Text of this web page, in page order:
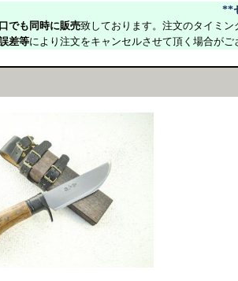
**
でも同時に販売致しております。注文のタイミン
差等により注文をキャンセルさせて頂く場合が